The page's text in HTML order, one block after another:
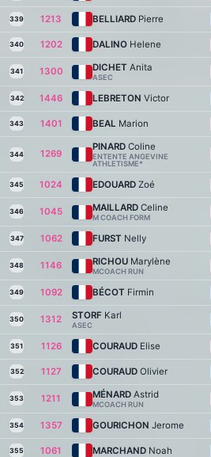
339 1213 BELLIARD Pierre
340 1202 DALINO Helene
341 1300 DICHET Anita
ASEC
342 1446 LEBRETON Victor
343 1401 BEAL Marion
344 1269
PINARD Coline
ENTENTE ANGEVINE
ATHLETISME*
345 1024 EDOUARD Zoé
346 1045 MAILLARD Celine
M COACH FORM
347 1062 FURST Nelly
348 1146 RICHOU Marylène
MCOACH RUN
349 1092 BÉCOT Firmin
350 1312 STORF Karl
ASEC
351 1126 COURAUD Elise
352 1127 COURAUD Olivier
353 1211 MÉNARD Astrid
MCOACH RUN
354 1357 GOURICHON Jerome
355 1061 MARCHAND Noah